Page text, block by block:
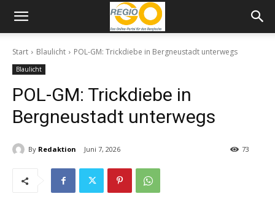
Start Blaulicht POL-GM: Trickdiebe in Bergneustadt unterwegs
Blaulicht
POL-GM: Trickdiebe in
Bergneustadt unterwegs
By Redaktion Juni 7, 2026 73